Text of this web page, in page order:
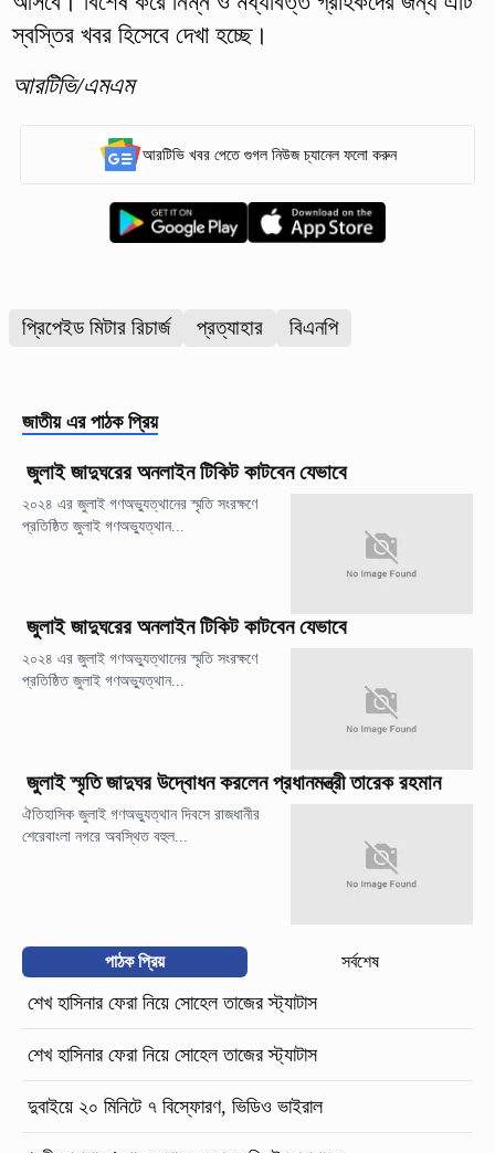
স্বস্তির খবর হিসেবে দেখা হচ্ছে।
আরটিভি/এমএম
আরটিভি খবর পেতে গুগল নিউজ চ্যানেল ফলো করুন
প্রিপেইড মিটার রিচার্জ প্রত্যাহার বিএনপি
জাতীয় এর পাঠক প্রিয়
জুলাই জাদুঘরের অনলাইন টিকিট কাটবেন যেভাবে
২০২৪ এর জুলাই গণঅভ্যুত্থানের স্মৃতি সংরক্ষণে
প্রতিষ্ঠিত জুলাই গণঅভ্যুত্থান...
জুলাই জাদুঘরের অনলাইন টিকিট কাটবেন যেভাবে
২০২৪ এর জুলাই গণঅভ্যুত্থানের স্মৃতি সংরক্ষণে
প্রতিষ্ঠিত জুলাই গণঅভ্যুত্থান...
জুলাই স্মৃতি জাদুঘর উদ্বোধন করলেন প্রধানমন্ত্রী তারেক রহমান
ঐতিহাসিক জুলাই গণঅভ্যুত্থান দিবসে রাজধানীর
শেরেবাংলা নগরে অবস্থিত বহুল...
পাঠক প্রিয় সর্বশেষ
শেখ হাসিনার ফেরা নিয়ে সোহেল তাজের স্ট্যাটাস
শেখ হাসিনার ফেরা নিয়ে সোহেল তাজের স্ট্যাটাস
দুবাইয়ে ২০ মিনিটে ৭ বিস্ফোরণ, ভিডিও ভাইরাল